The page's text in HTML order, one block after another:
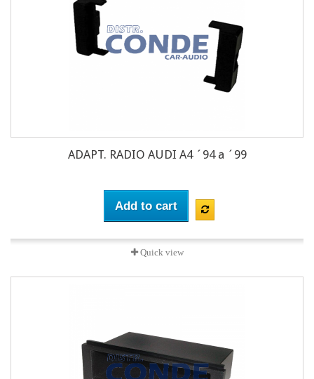
ADAPT. RADIO AUDI A4 ´94 a ´99
Add to cart
Quick view